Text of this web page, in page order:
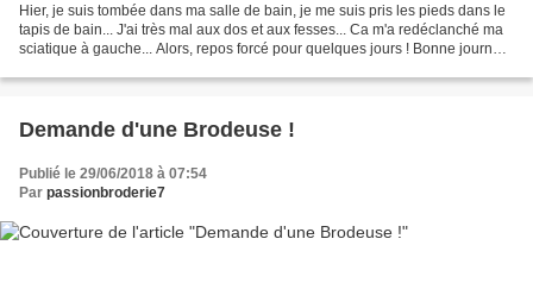
Hier, je suis tombée dans ma salle de bain, je me suis pris les pieds dans le
tapis de bain... J'ai très mal aux dos et aux fesses... Ca m'a redéclanché ma
sciatique à gauche... Alors, repos forcé pour quelques jours ! Bonne journée
Demande d'une Brodeuse !
Publié le 29/06/2018 à 07:54
Par passionbroderie7